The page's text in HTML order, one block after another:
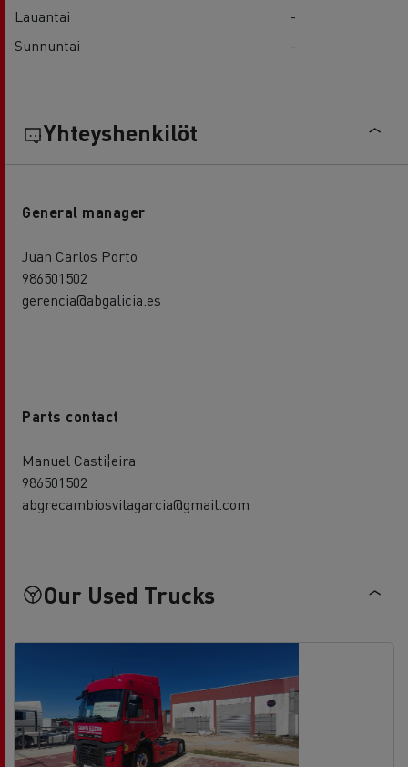
Lauantai
-
Sunnuntai
-
Yhteyshenkilöt
General manager
Juan Carlos Porto
986501502
gerencia@abgalicia.es
Parts contact
Manuel Casti¦eira
986501502
abgrecambiosvilagarcia@gmail.com
Our Used Trucks